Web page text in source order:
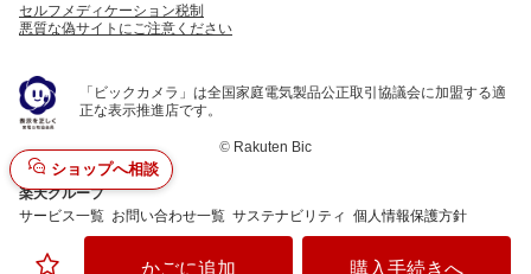
かごに追加 購入手続きへ
ショップへ相談
セルフメディケーション税制
悪質な偽サイトにご注意ください
「ビックカメラ」は全国家庭電気製品公正取引協議会に加盟する適
正な表示推進店です。
© Rakuten Bic
楽天グループ
サービス一覧 お問い合わせ一覧 サステナビリティ 個人情報保護方針